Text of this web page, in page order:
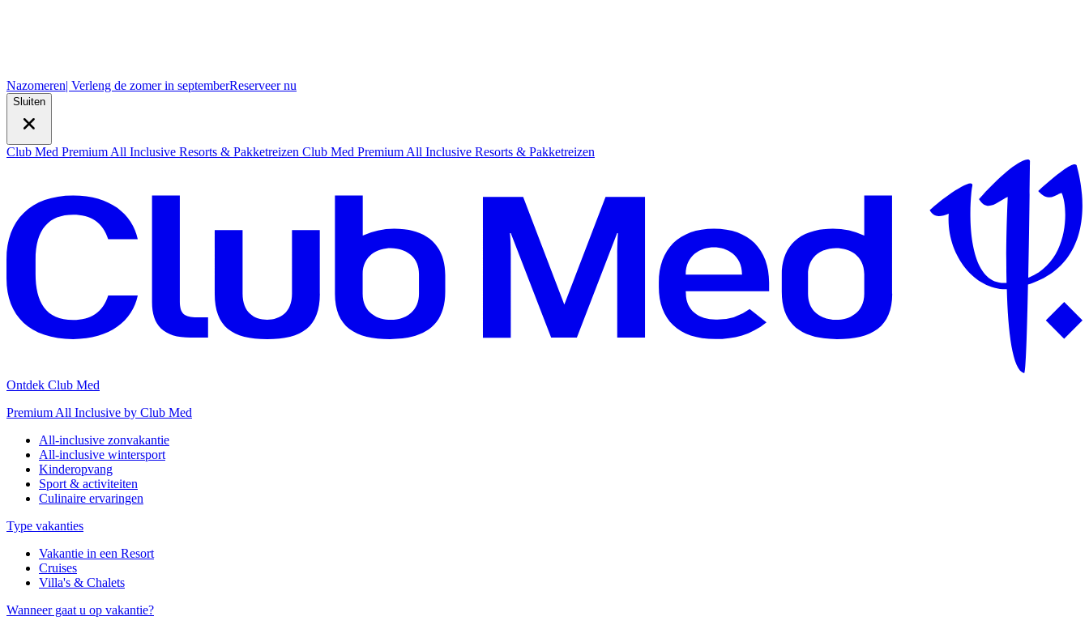
Nazomeren| Verleng de zomer in septemberReserveer nu
Sluiten
Club Med Premium All Inclusive Resorts & Pakketreizen Club Med Premium All Inclusive Resorts & Pakketreizen
Ontdek Club Med
Premium All Inclusive by Club Med
All-inclusive zonvakantie
All-inclusive wintersport
Kinderopvang
Sport & activiteiten
Culinaire ervaringen
Type vakanties
Vakantie in een Resort
Cruises
Villa's & Chalets
Wanneer gaat u op vakantie?